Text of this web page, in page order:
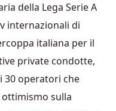
della Lega Serie A
internazionali di
italiana per il
private condotte,
30 operatori che
ottimismo sulla